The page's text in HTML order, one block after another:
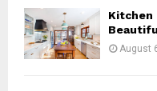
o
r
:
Kitchen
August